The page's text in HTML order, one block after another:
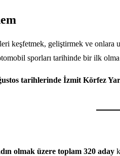
keşfetmek, geliştirmek ve onlara
sporları tarihinde bir ilk
tarihlerinde İzmit Körfez
olmak üzere toplam 320 aday